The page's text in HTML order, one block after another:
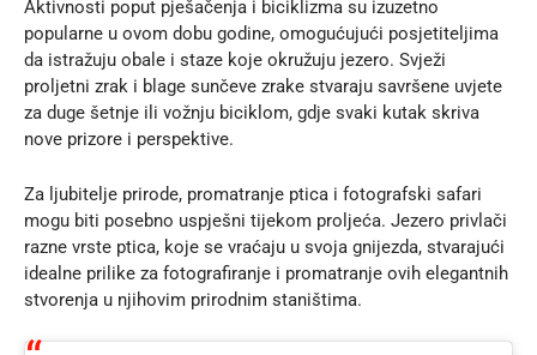
Aktivnosti poput pješačenja i biciklizma su izuzetno
popularne u ovom dobu godine, omogućujući posjetiteljima
da istražuju obale i staze koje okružuju jezero. Svježi
proljetni zrak i blage sunčeve zrake stvaraju savršene uvjete
za duge šetnje ili vožnju biciklom, gdje svaki kutak skriva
nove prizore i perspektive.
Za ljubitelje prirode, promatranje ptica i fotografski safari
mogu biti posebno uspješni tijekom proljeća. Jezero privlači
razne vrste ptica, koje se vraćaju u svoja gnijezda, stvarajući
idealne prilike za fotografiranje i promatranje ovih elegantnih
stvorenja u njihovim prirodnim staništima.